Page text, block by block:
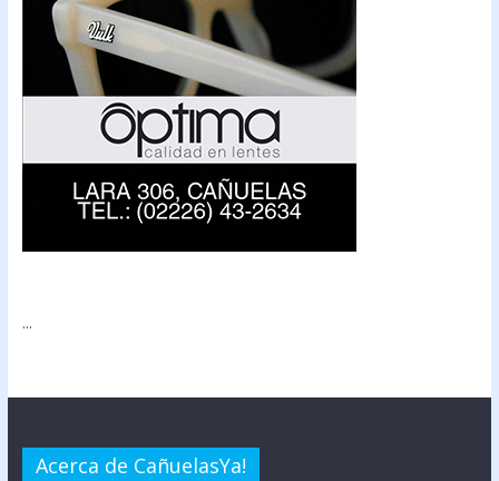
...
Acerca de CañuelasYa!